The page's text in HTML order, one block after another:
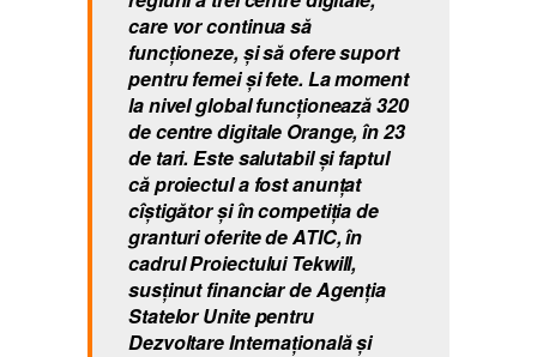
care vor continua să
funcţioneze, şi să ofere suport
pentru femei şi fete. La moment
la nivel global funcţionează 320
de centre digitale Orange, în 23
de tari. Este salutabil şi faptul
că proiectul a fost anunţat
cîştigător şi în competiţia de
granturi oferite de ATIC, în
cadrul Proiectului Tekwill,
susținut financiar de Agenția
Statelor Unite pentru
Dezvoltare Internațională și